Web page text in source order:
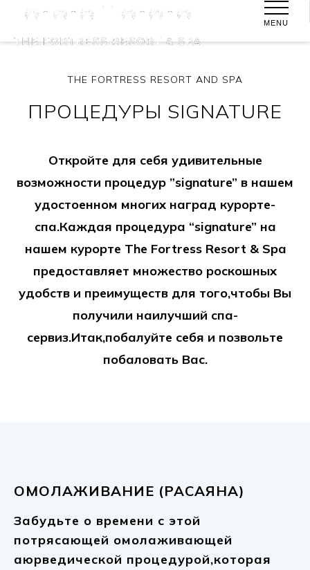
MENU
THE FORTRESS RESORT AND SPA
ПРОЦЕДУРЫ SIGNATURE
Откройте для себя удивительные
возможности процедур ”signature” в нашем
удостоенном многих наград курорте-
спа.Каждая процедура “signature” на
нашем курорте The Fortress Resort & Spa
предоставляет множество роскошных
удобств и преимуществ для того,чтобы Вы
получили наилучший спа-
сервиз.Итак,побалуйте себя и позвольте
побаловать Вас.
ОМОЛАЖИВАНИЕ (РАСАЯНА)
Забудьте о времени с этой
потрясающей омолаживающей
аюрведической процедурой,которая